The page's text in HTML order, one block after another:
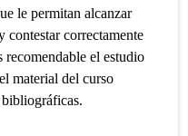
le permitan alcanzar
contestar correctamente
recomendable el estudio
material del curso